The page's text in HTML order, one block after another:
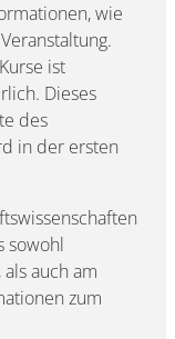
wie
ist
Dieses
des
in der ersten
sowohl
auch am
zum